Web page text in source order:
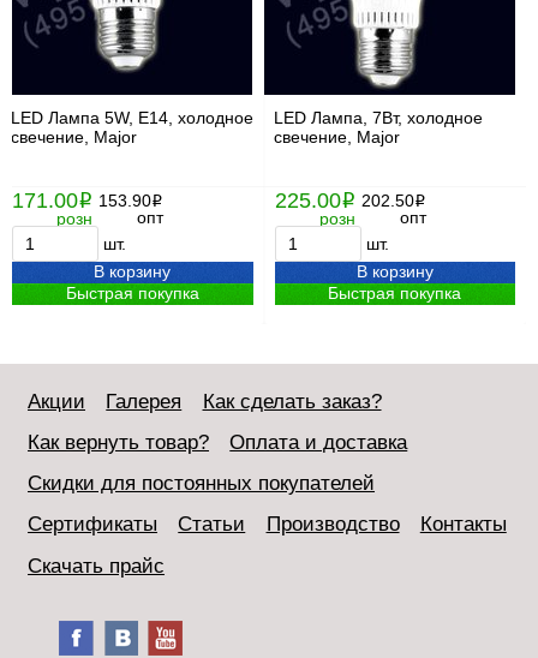
LED Лампа 5W, Е14, холодное
свечение, Major
171.00i
розн
153.90i
опт
шт.
В корзину
Быстрая покупка
LED Лампа, 7Вт, холодное
свечение, Major
225.00i
розн
202.50i
опт
шт.
В корзину
Быстрая покупка
Акции Галерея
Как сделать заказ?
Как вернуть товар?
Оплата и доставка
Скидки для постоянных покупателей
Сертификаты
Статьи Производство
Контакты
Скачать прайс